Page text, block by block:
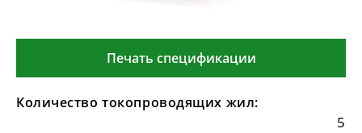
Печать спецификации
Количество токопроводящих жил:
5